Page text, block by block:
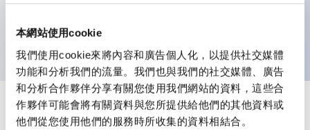
本網站使用cookie
我們使用cookie來將內容和廣告個人化，以提供社交媒體
功能和分析我們的流量。我們也與我們的社交媒體、廣告
和分析合作夥伴分享有關您使用我們網站的資料，這些合
作夥伴可能會將有關資料與您所提供給他們的其他資料或
他們從您使用他們的服務時所收集的資料相結合。
附鎖選擇開關採用高安全性的彈子鎖結構
防護結構為IP65（IEC60529）
規格